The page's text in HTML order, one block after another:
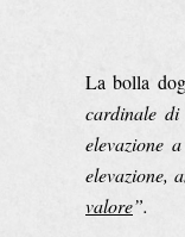
La bolla
cardinale di
elevazione
elevazione,
valore”.